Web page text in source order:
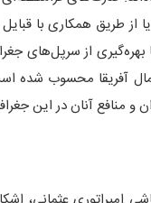
یا از طریق همکاری با
بهره‌گیری از سرپل‌های
آفریقا محسوب
و منافع آنان در این